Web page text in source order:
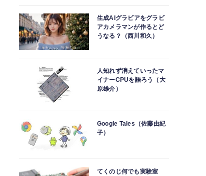
生成AIグラビアをグラビ
アカメラマンが作るとど
うなる？（西川和久）
人知れず消えていったマ
イナーCPUを語ろう（大
原雄介）
Google Tales（佐藤由紀
子）
てくのじ何でも実験室